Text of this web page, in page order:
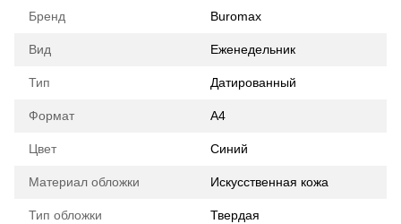
Бренд Buromax
Вид Еженедельник
Тип Датированный
Формат A4
Цвет Синий
Материал обложки Искусственная кожа
Тип обложки Твердая